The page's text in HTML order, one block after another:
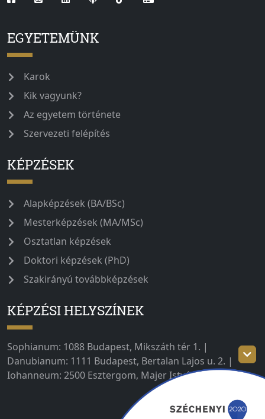
EGYETEMÜNK
Karok
Kik vagyunk?
Az egyetem története
Szervezeti felépítés
KÉPZÉSEK
Alapképzések (BA/BSc)
Mesterképzések (MA/MSc)
Osztatlan képzések
Doktori képzések (PhD)
Szakirányú továbbképzések
KÉPZÉSI HELYSZÍNEK
Sophianum: 1088 Budapest, Mikszáth tér 1. |
Danubianum: 1111 Budapest, Bertalan Lajos u. 2. |
Iohanneum: 2500 Esztergom, Majer István út 1–3.